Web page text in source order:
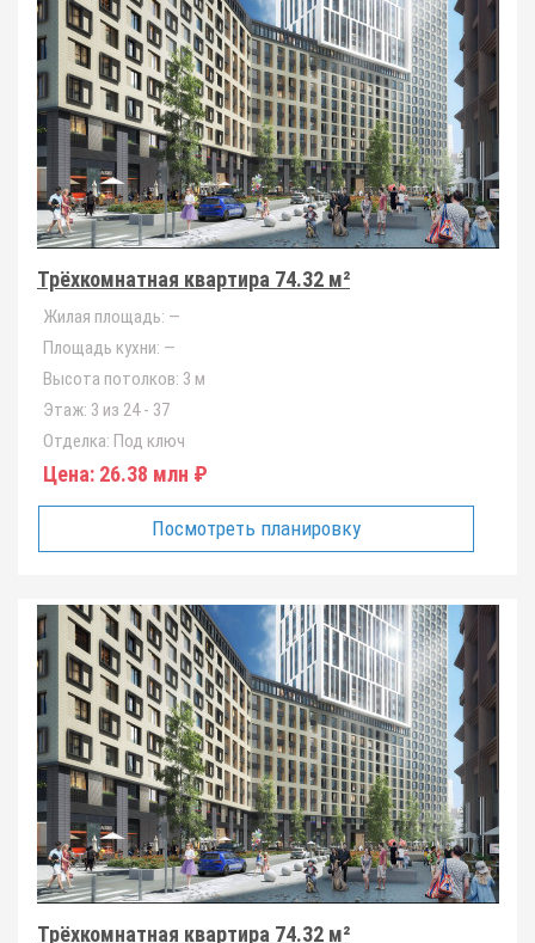
Трёхкомнатная квартира 74.32 м²
Жилая площадь: —
Площадь кухни: —
Высота потолков: 3 м
Этаж: 3 из 24 - 37
Отделка: Под ключ
Цена: 26.38 млн ₽
Посмотреть планировку
Трёхкомнатная квартира 74.32 м²